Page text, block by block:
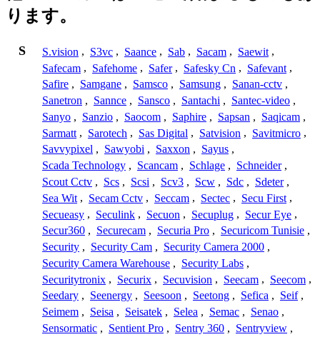
ります。
S S.vision , S3vc , Saance , Sab , Sacam , Saewit ,
Safecam , Safehome , Safer , Safesky Cn , Safevant ,
Safire , Samgane , Samsco , Samsung , Sanan-cctv ,
Sanetron , Sannce , Sansco , Santachi , Santec-video ,
Sanyo , Sanzio , Saocom , Saphire , Sapsan , Saqicam ,
Sarmatt , Sarotech , Sas Digital , Satvision , Savitmicro ,
Savvypixel , Sawyobi , Saxxon , Sayus ,
Scada Technology , Scancam , Schlage , Schneider ,
Scout Cctv , Scs , Scsi , Scv3 , Scw , Sdc , Sdeter ,
Sea Wit , Secam Cctv , Seccam , Sectec , Secu First ,
Secueasy , Seculink , Secuon , Secuplug , Secur Eye ,
Secur360 , Securecam , Securia Pro , Securicom Tunisie ,
Security , Security Cam , Security Camera 2000 ,
Security Camera Warehouse , Security Labs ,
Securitytronix , Securix , Secuvision , Seecam , Seecom ,
Seedary , Seenergy , Seesoon , Seetong , Sefica , Seif ,
Seimem , Seisa , Seisatek , Selea , Semac , Senao ,
Sensormatic , Sentient Pro , Sentry 360 , Sentryview ,